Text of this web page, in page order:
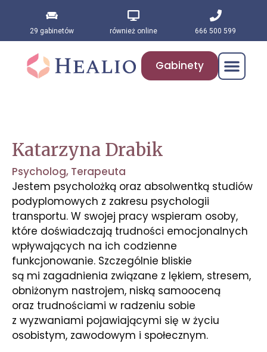
29 gabinetów również online 666 500 599
Gabinety
Katarzyna Drabik
Psycholog, Terapeuta
Jestem psycholożką oraz absolwentką studiów
podyplomowych z zakresu psychologii
transportu. W swojej pracy wspieram osoby,
które doświadczają trudności emocjonalnych
wpływających na ich codzienne
funkcjonowanie. Szczególnie bliskie
są mi zagadnienia związane z lękiem, stresem,
obniżonym nastrojem, niską samooceną
oraz trudnościami w radzeniu sobie
z wyzwaniami pojawiającymi się w życiu
osobistym, zawodowym i społecznym.